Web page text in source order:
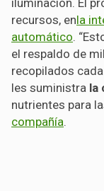
recursos, enla
automático.
el respaldo de
recopilados
les suministra la
nutrientes para
compañía.